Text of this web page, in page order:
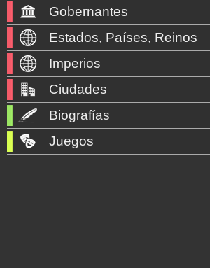
Gobernantes
Estados, Países, Reinos
Imperios
Ciudades
Biografías
Juegos